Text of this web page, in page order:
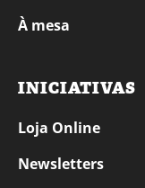
À mesa
INICIATIVAS
Loja Online
Newsletters